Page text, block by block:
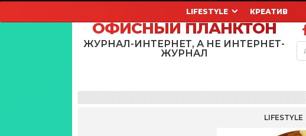
ОФИСНЫЙ ПЛАНКТОН
ЖУРНАЛ-ИНТЕРНЕТ, А НЕ ИНТЕРНЕТ-
ЖУРНАЛ
LIFESTYLE КРЕАТИВ
LIFESTYLE